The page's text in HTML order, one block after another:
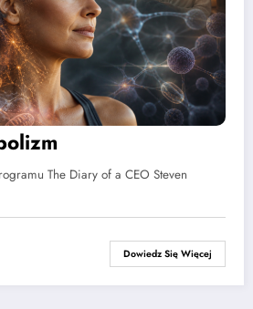
The Diary of a CEO Steven
Dowiedz Się Więcej